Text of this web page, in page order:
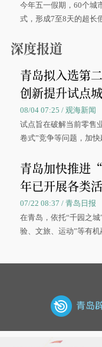
今年五一假期，60个城
式，形成7至8天的超长
深度报道
青岛拟入选第
创新提升试点
08/04 07:25 / 观海新闻
试点旨在破解当前零售
卷式”竞争等问题，加
青岛加快推进
年已开展各类
07/22 08:37 / 青岛日报
在青岛，依托“千园之
验、文旅、运动”等有